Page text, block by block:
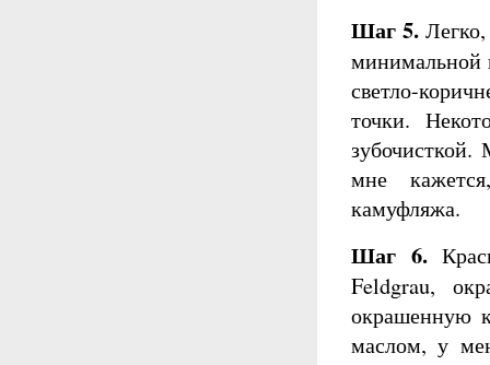
Шаг 5.
минимальной
светло-
точки.
мне
камуфляжа.
Шаг 6.
Feldgrau,
окрашенную
маслом, у